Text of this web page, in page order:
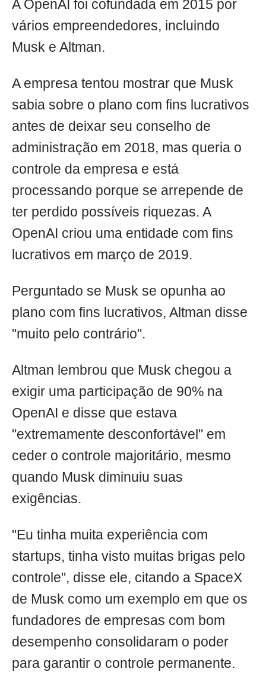
A OpenAI foi cofundada em 2015 por
vários empreendedores, incluindo
Musk e Altman.
A empresa tentou mostrar que Musk
sabia sobre o plano com fins lucrativos
antes de deixar seu conselho de
administração em 2018, mas queria o
controle da empresa e está
processando porque se arrepende de
ter perdido possíveis riquezas. A
OpenAI criou uma entidade com fins
lucrativos em março de 2019.
Perguntado se Musk se opunha ao
plano com fins lucrativos, Altman disse
"muito pelo contrário".
Altman lembrou que Musk chegou a
exigir uma participação de 90% na
OpenAI e disse que estava
"extremamente desconfortável" em
ceder o controle majoritário, mesmo
quando Musk diminuiu suas
exigências.
"Eu tinha muita experiência com
startups, tinha visto muitas brigas pelo
controle", disse ele, citando a SpaceX
de Musk como um exemplo em que os
fundadores de empresas com bom
desempenho consolidaram o poder
para garantir o controle permanente.